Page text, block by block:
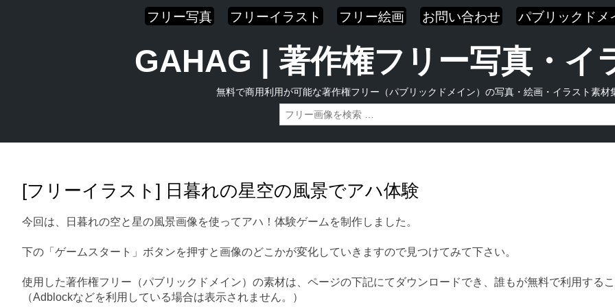
フリー写真 フリーイラスト フリー絵画 お問い合わせ パブリックドメ
GAHAG | 著作権フリー写真・イ
無料で商用利用が可能な著作権フリー（パブリックドメイン）の写真・絵画・イラスト素材
[フリーイラスト] 日暮れの星空の風景でアハ体験
今回は、日暮れの空と星の風景画像を使ってアハ！体験ゲームを制作しました。
下の「ゲームスタート」ボタンを押すと画像のどこかが変化していきますので見つけてみて下さい。
使用した著作権フリー（パブリックドメイン）の素材は、ページの下記にてダウンロードでき、誰もが無料で利用するこ
（Adblockなどを利用している場合は表示されません。）